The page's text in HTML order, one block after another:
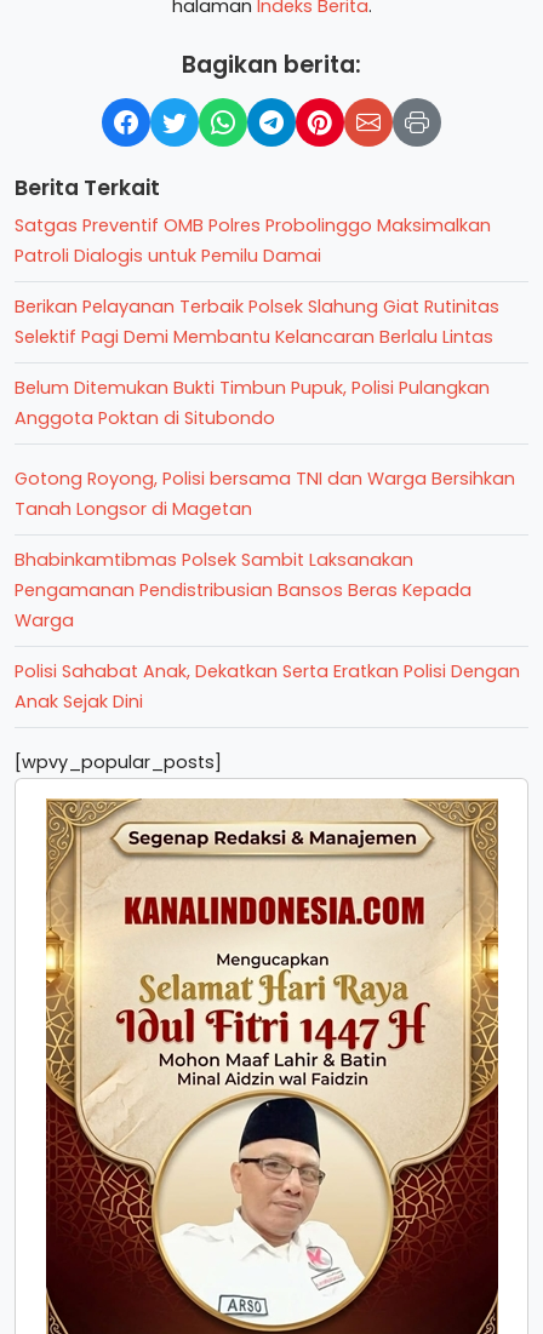
halaman Indeks Berita.
Bagikan berita:
Berita Terkait
Satgas Preventif OMB Polres Probolinggo Maksimalkan
Patroli Dialogis untuk Pemilu Damai
Berikan Pelayanan Terbaik Polsek Slahung Giat Rutinitas
Selektif Pagi Demi Membantu Kelancaran Berlalu Lintas
Belum Ditemukan Bukti Timbun Pupuk, Polisi Pulangkan
Anggota Poktan di Situbondo
Gotong Royong, Polisi bersama TNI dan Warga Bersihkan
Tanah Longsor di Magetan
Bhabinkamtibmas Polsek Sambit Laksanakan
Pengamanan Pendistribusian Bansos Beras Kepada
Warga
Polisi Sahabat Anak, Dekatkan Serta Eratkan Polisi Dengan
Anak Sejak Dini
[wpvy_popular_posts]